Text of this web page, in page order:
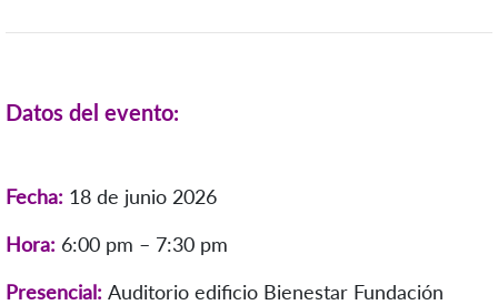
Datos del evento:
Fecha: 18 de junio 2026
Hora: 6:00 pm – 7:30 pm
Presencial: Auditorio edificio Bienestar Fundación